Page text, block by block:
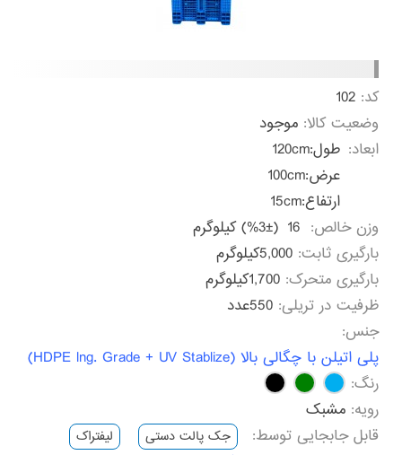
کد: 102
وضعیت کالا: موجود
ابعاد: طول:120cm
عرض:100cm
ارتفاع:15cm
وزن خالص: 16 (%3±) کیلوگرم
بارگیری ثابت: 5,000کیلوگرم
بارگیری متحرک: 1,700کیلوگرم
ظرفیت در تریلی: 550عدد
جنس:
پلی اتیلن با چگالی بالا (HDPE lng. Grade + UV Stablize)
رنگ:
رویه: مشبک
قابل جابجایی توسط:
جک پالت دستی لیفتراک